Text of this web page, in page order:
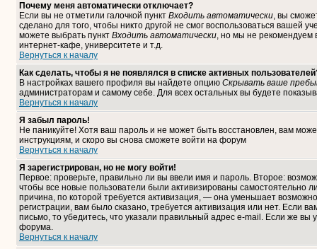
Почему меня автоматически отключает?
Если вы не отметили галочкой пункт Входить автоматически, вы
сделано для того, чтобы никто другой не смог воспользоваться вашей
можете выбрать пункт Входить автоматически, но мы не рекомендуем
интернет-кафе, университете и т.д.
Вернуться к началу
Как сделать, чтобы я не появлялся в списке активных
В настройках вашего профиля вы найдете опцию Скрывать ваше
администраторам и самому себе. Для всех остальных вы будете
Вернуться к началу
Я забыл пароль!
Не паникуйте! Хотя ваш пароль и не может быть восстановлен, вам
инструкциям, и скоро вы снова сможете войти на форум
Вернуться к началу
Я зарегистрирован, но не могу войти!
Первое: проверьте, правильно ли вы ввели имя и пароль. Второе:
чтобы все новые пользователи были активизированы самостоятельно
причина, по которой требуется активизация, — она уменьшает
регистрации, вам было сказано, требуется активизация или нет. Если
письмо, то убедитесь, что указали правильный адрес e-mail. Если же
форума.
Вернуться к началу